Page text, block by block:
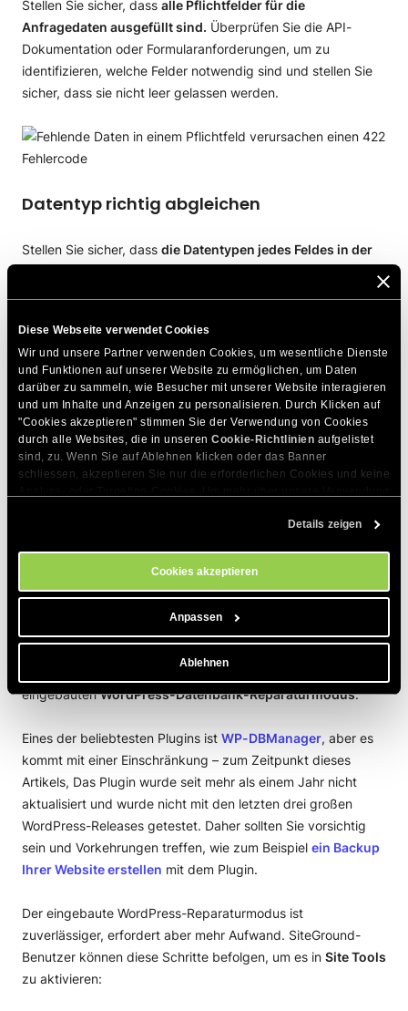
Diese Webseite verwendet Cookies
Wir und unsere Partner verwenden Cookies, um wesentliche Dienste
und Funktionen auf unserer Website zu ermöglichen, um Daten
darüber zu sammeln, wie Besucher mit unserer Website interagieren
und um Inhalte und Anzeigen zu personalisieren. Durch Klicken auf
"Cookies akzeptieren" stimmen Sie der Verwendung von Cookies
durch alle Websites, die in unseren Cookie-Richtlinien aufgelistet
sind, zu. Wenn Sie auf Ablehnen klicken oder das Banner
schliessen, akzeptieren Sie nur die erforderlichen Cookies und keine
. Sie können Ihre Cookie-Einstellungen jederzeit im
Details zeigen
Cookies akzeptieren
Anpassen
Ablehnen
Stellen Sie sicher, dass alle Pflichtfelder für die
Anfragedaten ausgefüllt sind. Überprüfen Sie die API-
Dokumentation oder Formularanforderungen, um zu
identifizieren, welche Felder notwendig sind und stellen Sie
sicher, dass sie nicht leer gelassen werden.
Datentyp richtig abgleichen
Stellen Sie sicher, dass die Datentypen jedes Feldes in der
, was der Server erwartet.
Postleitzahl) erfordert, stellen Sie sicher, dass keine
Zeichenkette oder boolesche Werte gesendet werden.
Beschädigte Datenbanken reparieren (für
WordPress)
Wenn es um WordPress geht, kann eine beschädigte
verarbeiten, und einen 422-Fehler erzeugen.
eingebautenWordPress-Datenbank-Reparaturmodus.
Eines der beliebtesten Plugins ist WP-DBManager, aber es
kommt mit einer Einschränkung – zum Zeitpunkt dieses
Artikels, Das Plugin wurde seit mehr als einem Jahr nicht
aktualisiert und wurde nicht mit den letzten drei großen
WordPress-Releases getestet. Daher sollten Sie vorsichtig
sein und Vorkehrungen treffen, wie zum Beispiel ein Backup
Ihrer Website erstellen mit dem Plugin.
Der eingebaute WordPress-Reparaturmodus ist
zuverlässiger, erfordert aber mehr Aufwand. SiteGround-
Benutzer können diese Schritte befolgen, um es in Site Tools
zu aktivieren: